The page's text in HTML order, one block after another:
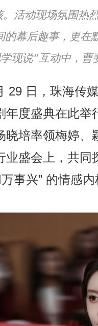
。活动现场氛围热
的幕后趣事，更
现说”互动中，曹斐
29 日，珠海传
年度盛典在此
晓培率领梅婷
业盛会上，共
事兴” 的情感